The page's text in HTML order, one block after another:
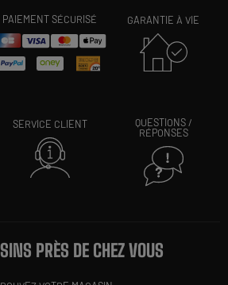
PAIEMENT SÉCURISÉ GARANTIE À VIE
SERVICE CLIENT
QUESTIONS /
RÉPONSES
PRÈS DE CHEZ VOUS